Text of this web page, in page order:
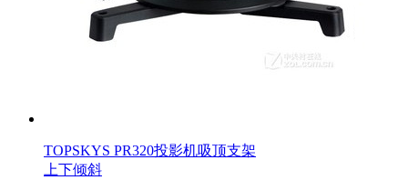
TOPSKYS PR320投影机吸顶支架
上下倾斜